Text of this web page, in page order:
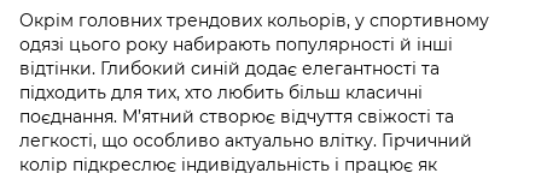
Окрім головних трендових кольорів, у спортивному
одязі цього року набирають популярності й інші
відтінки. Глибокий синій додає елегантності та
підходить для тих, хто любить більш класичні
поєднання. М’ятний створює відчуття свіжості та
легкості, що особливо актуально влітку. Гірчичний
колір підкреслює індивідуальність і працює як